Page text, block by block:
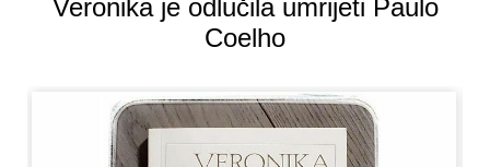
Veronika je odlučila umrijeti Paulo
Coelho